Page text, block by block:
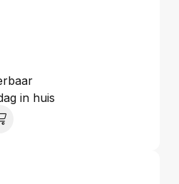
Snoerlengte: 2
in huis